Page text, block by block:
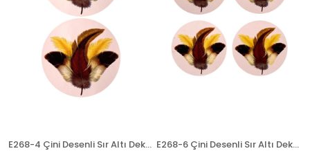
E268-4 Çini Desenli Sır Altı Dekal 13x25 cm E268-6 Çini Desenli Sır Altı Dekal 8x37 cm